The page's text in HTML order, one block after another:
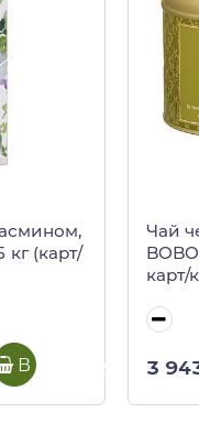
кг (карт/
В корзину
Чай
карт/
3